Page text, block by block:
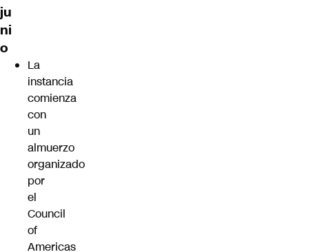
ju
ni
o
La
instancia
comienza
con
un
almuerzo
organizado
por
el
Council
of
Americas